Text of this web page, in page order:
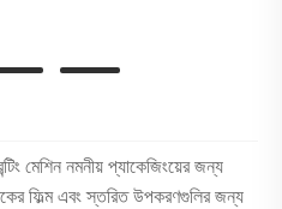
মেশিন নমনীয় প্যাকেজিংয়ের জন্য
ফিল্ম এবং স্তরিত উপকরণগুলির জন্য